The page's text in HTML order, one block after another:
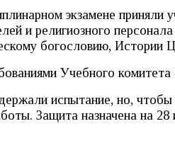
экзамене приняли
и религиозного
богословию, Истории
Учебного
испытание, но,
Защита назначена на 28